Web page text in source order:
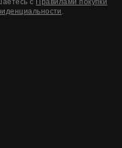
с Правилами покупки
.